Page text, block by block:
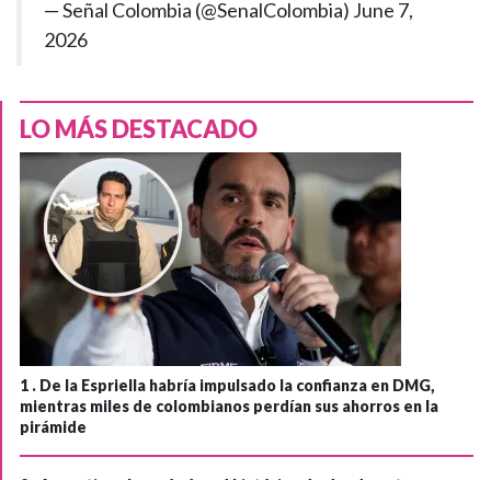
— Señal Colombia (@SenalColombia) June 7,
2026
LO MÁS DESTACADO
1 . De la Espriella habría impulsado la confianza en DMG,
mientras miles de colombianos perdían sus ahorros en la
pirámide